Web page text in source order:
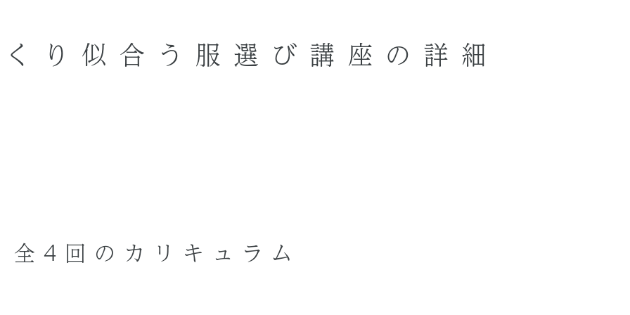
り似合う服選び講座の詳細
全4回のカリキュラム